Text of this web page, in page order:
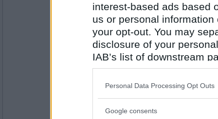
interest-based ads based
us or personal
your opt-out. You may
disclosure of your
IAB’s list of downstream
also be disclosed by us
Downstream Participants
Please note that this
Personal Data Processing Opt Outs
Google consents
Antall innlegg:
7388
Å legge seg i en duftende, ren
etter en dag med fysiske aktiviteter.
Hva er din største last i livet?
- Ikke medlem lenger
Hvilket musikkinstrument skulle